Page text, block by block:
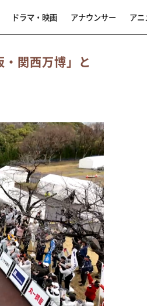
ドラマ・映画 アナウンサー ア
関西万博」と